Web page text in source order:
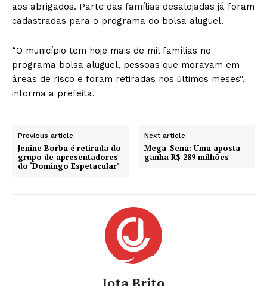
aos abrigados. Parte das famílias desalojadas já foram
cadastradas para o programa do bolsa aluguel.
“O município tem hoje mais de mil famílias no
programa bolsa aluguel, pessoas que moravam em
áreas de risco e foram retiradas nos últimos meses”,
informa a prefeita.
Previous article
Jenine Borba é retirada do
grupo de apresentadores
do ‘Domingo Espetacular’
Next article
Mega-Sena: Uma aposta
ganha R$ 289 milhões
Jota Brito